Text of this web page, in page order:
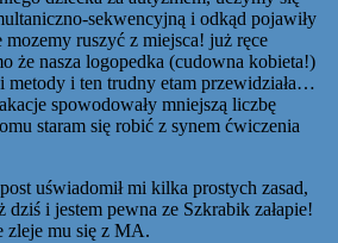
sekwencyjną i odkąd pojawiły
ruszyć z miejsca! już ręce
że nasza logopedka (cudowna kobieta!)
metody i ten trudny etam przewidziała…
spowodowały mniejszą liczbę
staram się robić z synem ćwiczenia
uświadomił mi kilka prostych zasad,
dziś i jestem pewna ze Szkrabik załapie!
zleje mu się z MA.